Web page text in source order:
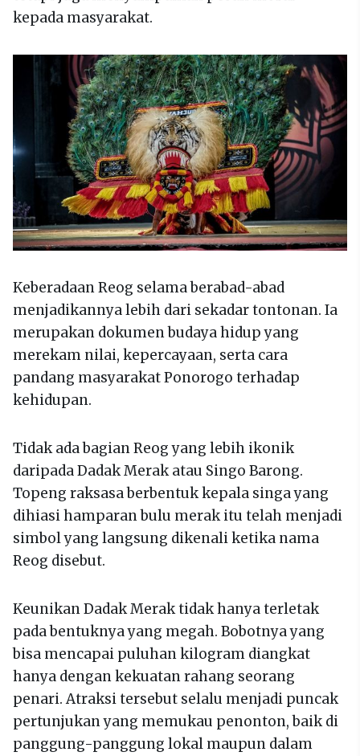
kepada masyarakat.
Keberadaan Reog selama berabad-abad
menjadikannya lebih dari sekadar tontonan. Ia
merupakan dokumen budaya hidup yang
merekam nilai, kepercayaan, serta cara
pandang masyarakat Ponorogo terhadap
kehidupan.
Tidak ada bagian Reog yang lebih ikonik
daripada Dadak Merak atau Singo Barong.
Topeng raksasa berbentuk kepala singa yang
dihiasi hamparan bulu merak itu telah menjadi
simbol yang langsung dikenali ketika nama
Reog disebut.
Keunikan Dadak Merak tidak hanya terletak
pada bentuknya yang megah. Bobotnya yang
bisa mencapai puluhan kilogram diangkat
hanya dengan kekuatan rahang seorang
penari. Atraksi tersebut selalu menjadi puncak
pertunjukan yang memukau penonton, baik di
panggung-panggung lokal maupun dalam